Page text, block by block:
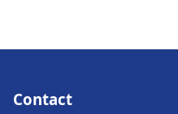
Contact